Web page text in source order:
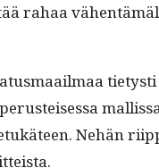
rahaa
Nehän